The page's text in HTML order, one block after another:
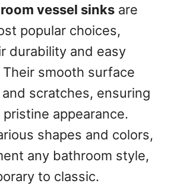
vessel sinks are
popular choices,
durability and easy
smooth surface
scratches, ensuring
appearance.
shapes and colors,
any bathroom style,
to classic.